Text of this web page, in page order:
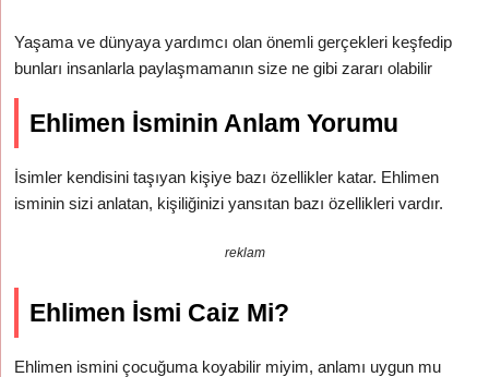
Yaşama ve dünyaya yardımcı olan önemli gerçekleri keşfedip
bunları insanlarla paylaşmamanın size ne gibi zararı olabilir
Ehlimen İsminin Anlam Yorumu
İsimler kendisini taşıyan kişiye bazı özellikler katar. Ehlimen
isminin sizi anlatan, kişiliğinizi yansıtan bazı özellikleri vardır.
reklam
Ehlimen İsmi Caiz Mi?
Ehlimen ismini çocuğuma koyabilir miyim, anlamı uygun mu